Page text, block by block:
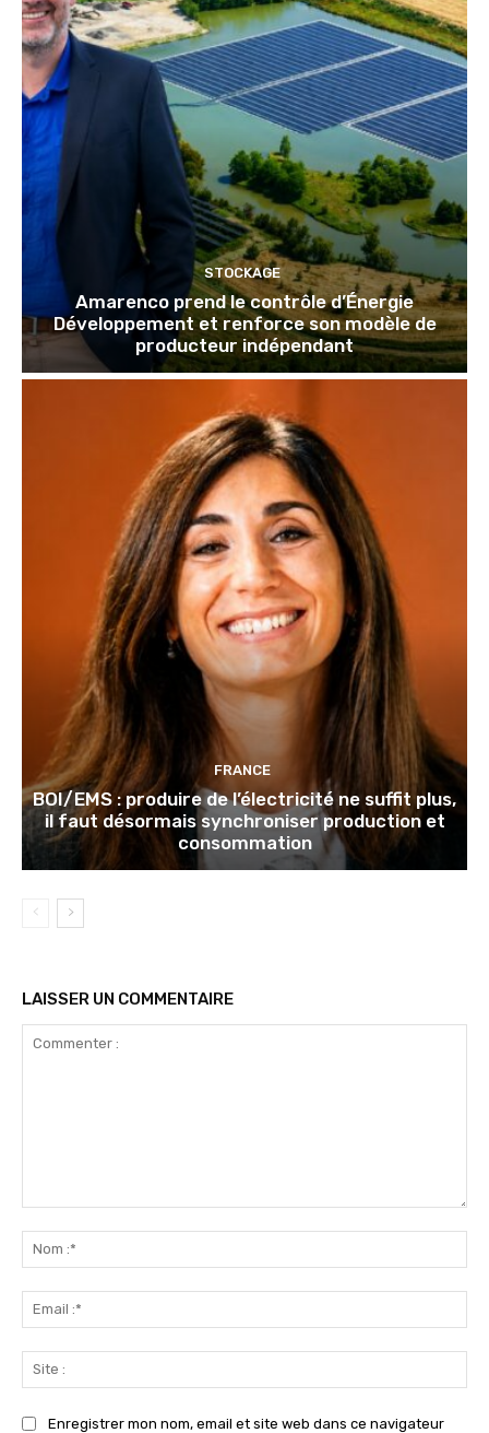
STOCKAGE
Amarenco prend le contrôle d’Énergie
Développement et renforce son modèle de
producteur indépendant
FRANCE
BOI/EMS : produire de l’électricité ne suffit plus,
il faut désormais synchroniser production et
consommation
LAISSER UN COMMENTAIRE
Enregistrer mon nom, email et site web dans ce navigateur